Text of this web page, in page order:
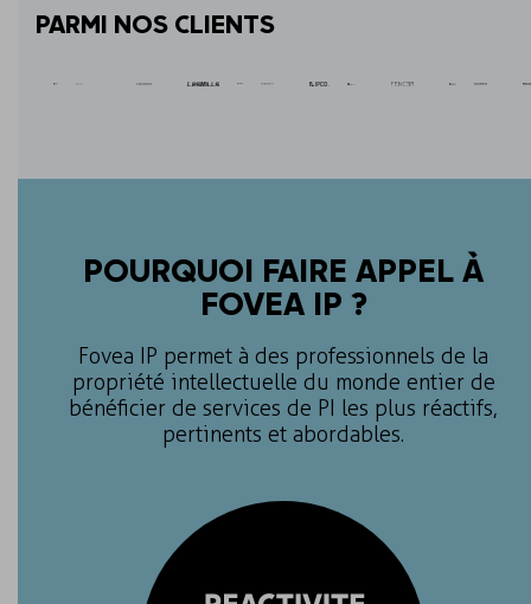
PARMI NOS CLIENTS
POURQUOI FAIRE APPEL À
FOVEA IP ?
Fovea IP permet à des professionnels de la
propriété intellectuelle du monde entier de
bénéficier de services de PI les plus réactifs,
pertinents et abordables.